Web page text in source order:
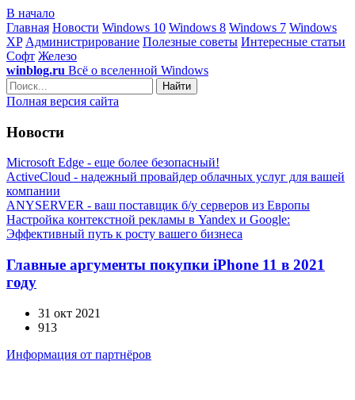
В начало
Главная Новости Windows 10 Windows 8 Windows 7 Windows
XP Администрирование Полезные советы Интересные статьи
Софт Железо
winblog.ru Всё о вселенной Windows
Найти
Полная версия сайта
Новости
Microsoft Edge - еще более безопасный!
ActiveCloud - надежный провайдер облачных услуг для вашей
компании
ANYSERVER - ваш поставщик б/у серверов из Европы
Настройка контекстной рекламы в Yandex и Google:
Эффективный путь к росту вашего бизнеса
Главные аргументы покупки iPhone 11 в 2021
году
31 окт 2021
913
Информация от партнёров